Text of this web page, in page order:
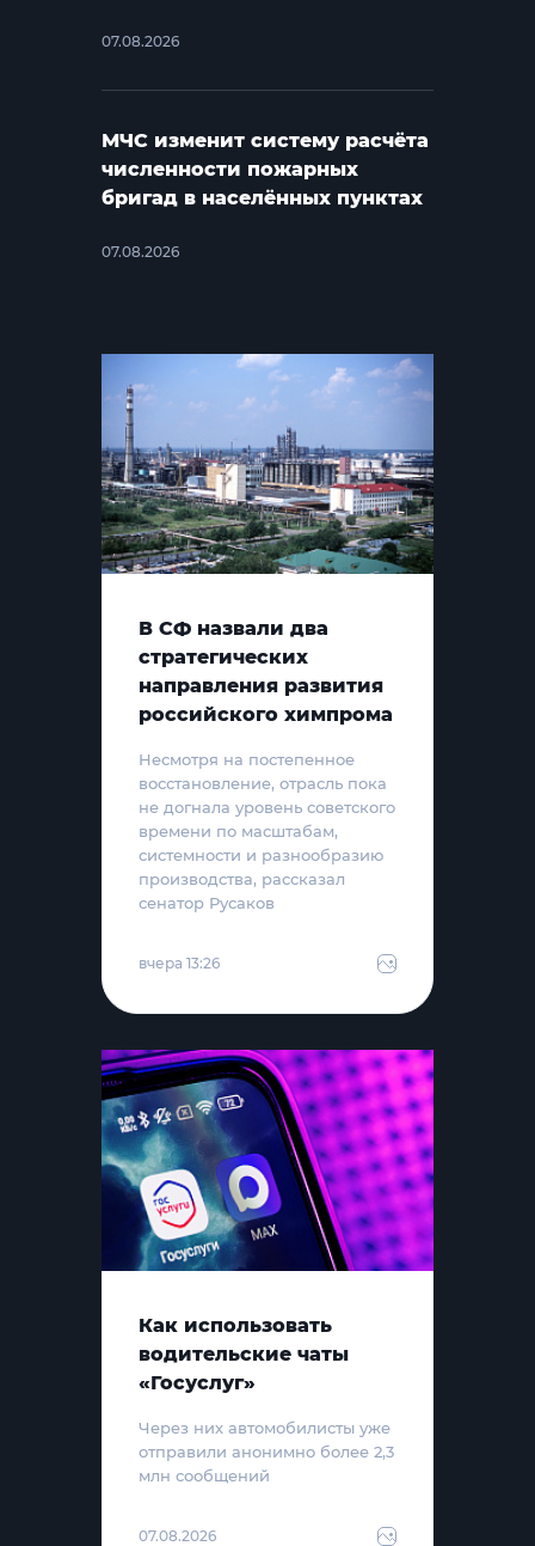
07.08.2026
МЧС изменит систему расчёта
численности пожарных
бригад в населённых пунктах
07.08.2026
В СФ назвали два
стратегических
направления развития
российского химпрома
Несмотря на постепенное
восстановление, отрасль пока
не догнала уровень советского
времени по масштабам,
системности и разнообразию
производства, рассказал
сенатор Русаков
вчера 13:26
Как использовать
водительские чаты
«Госуслуг»
Через них автомобилисты уже
отправили анонимно более 2,3
млн сообщений
07.08.2026